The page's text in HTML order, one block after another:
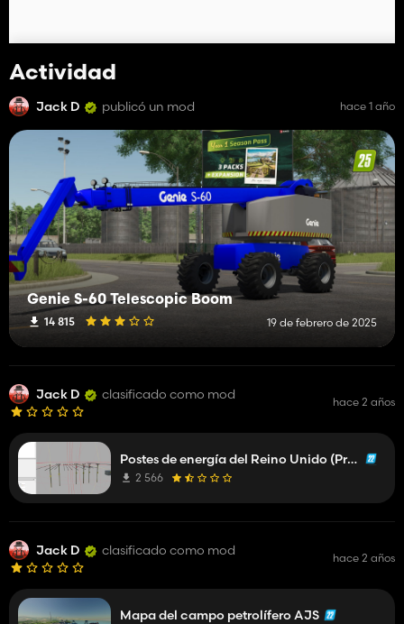
Actividad
Jack D publicó un mod hace 1 año
Genie S-60 Telescopic Boom
14 815 19 de febrero de 2025
Jack D clasificado como mod hace 2 años
Postes de energía del Reino Unido (Prefab)
2 566
Jack D clasificado como mod hace 2 años
Mapa del campo petrolífero AJS